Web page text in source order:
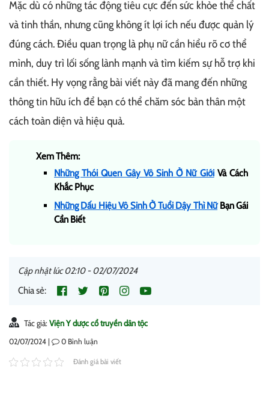
Mặc dù có những tác động tiêu cực đến sức khỏe thể chất
và tinh thần, nhưng cũng không ít lợi ích nếu được quản lý
đúng cách. Điều quan trọng là phụ nữ cần hiểu rõ cơ thể
mình, duy trì lối sống lành mạnh và tìm kiếm sự hỗ trợ khi
cần thiết. Hy vọng rằng bài viết này đã mang đến những
thông tin hữu ích để bạn có thể chăm sóc bản thân một
cách toàn diện và hiệu quả.
Xem Thêm:
Những Thói Quen Gây Vô Sinh Ở Nữ GiớiVà Cách
Khắc Phục
Những Dấu Hiệu Vô Sinh Ở Tuổi Dậy Thì NữBạn Gái
Cần Biết
Cập nhật lúc 02:10 - 02/07/2024
Chia sẻ:
Tác giả: Viện Y dược cổ truyền dân tộc
02/07/2024 | 0 Bình luận
Đánh giá bài viết